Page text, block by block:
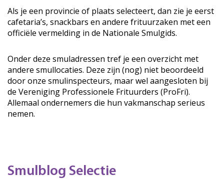
Als je een provincie of plaats selecteert, dan zie je eerst
cafetaria’s, snackbars en andere frituurzaken met een
officiële vermelding in de Nationale Smulgids.
Onder deze smuladressen tref je een overzicht met
andere smullocaties. Deze zijn (nog) niet beoordeeld
door onze smulinspecteurs, maar wel aangesloten bij
de Vereniging Professionele Frituurders (ProFri).
Allemaal ondernemers die hun vakmanschap serieus
nemen.
Smulblog Selectie